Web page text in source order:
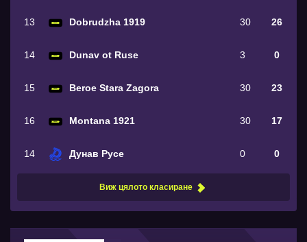
13 Dobrudzha 1919 30 26
14 Dunav ot Ruse 3 0
15 Beroe Stara Zagora 30 23
16 Montana 1921 30 17
14 Дунав Русе 0 0
Виж цялото класиране